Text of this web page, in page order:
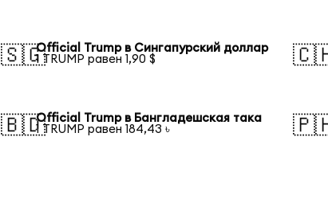
🇸🇬Official Trump в Сингапурский доллар
1 TRUMP равен 1,90 $
🇧🇩Official Trump в Бангладешская така
1 TRUMP равен 184,43 ৳